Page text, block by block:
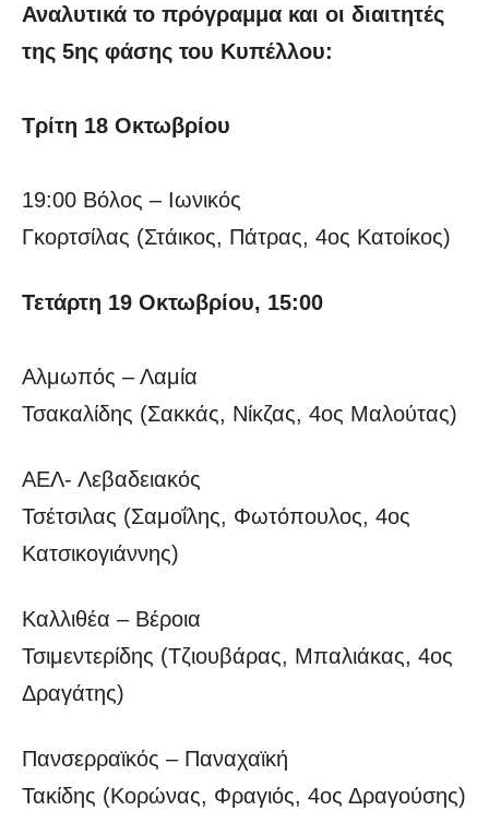
Αναλυτικά το πρόγραμμα και οι διαιτητές
της 5ης φάσης του Κυπέλλου:
Τρίτη 18 Οκτωβρίου
19:00 Βόλος – Ιωνικός
Γκορτσίλας (Στάικος, Πάτρας, 4ος Κατοίκος)
Τετάρτη 19 Οκτωβρίου, 15:00
Αλμωπός – Λαμία
Τσακαλίδης (Σακκάς, Νίκζας, 4ος Μαλούτας)
ΑΕΛ- Λεβαδειακός
Τσέτσιλας (Σαμοΐλης, Φωτόπουλος, 4ος
Κατσικογιάννης)
Καλλιθέα – Βέροια
Τσιμεντερίδης (Τζιουβάρας, Μπαλιάκας, 4ος
Δραγάτης)
Πανσερραϊκός – Παναχαϊκή
Τακίδης (Κορώνας, Φραγιός, 4ος Δραγούσης)